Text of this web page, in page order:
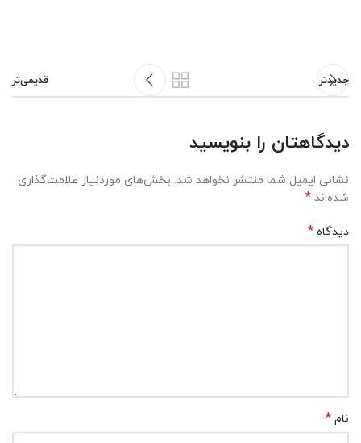
جدیدتر قدیمی‌تر
دیدگاهتان را بنویسید
نشانی ایمیل شما منتشر نخواهد شد. بخش‌های موردنیاز علامت‌گذاری
شده‌اند*
دیدگاه*
نام*